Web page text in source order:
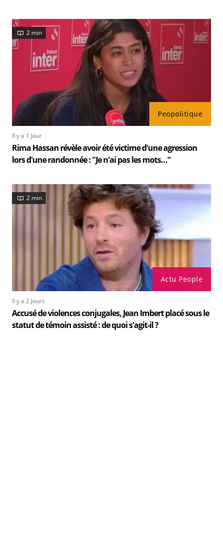
Peopolitique
2 min
Il y a 1 Jour
Rima Hassan révèle avoir été victime d'une agression
lors d'une randonnée : "Je n'ai pas les mots…"
Actu People
2 min
Il y a 2 Jours
Accusé de violences conjugales, Jean Imbert placé sous le
statut de témoin assisté : de quoi s'agit-il ?